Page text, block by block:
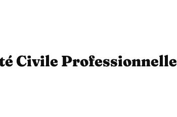
Civile Professionnelle